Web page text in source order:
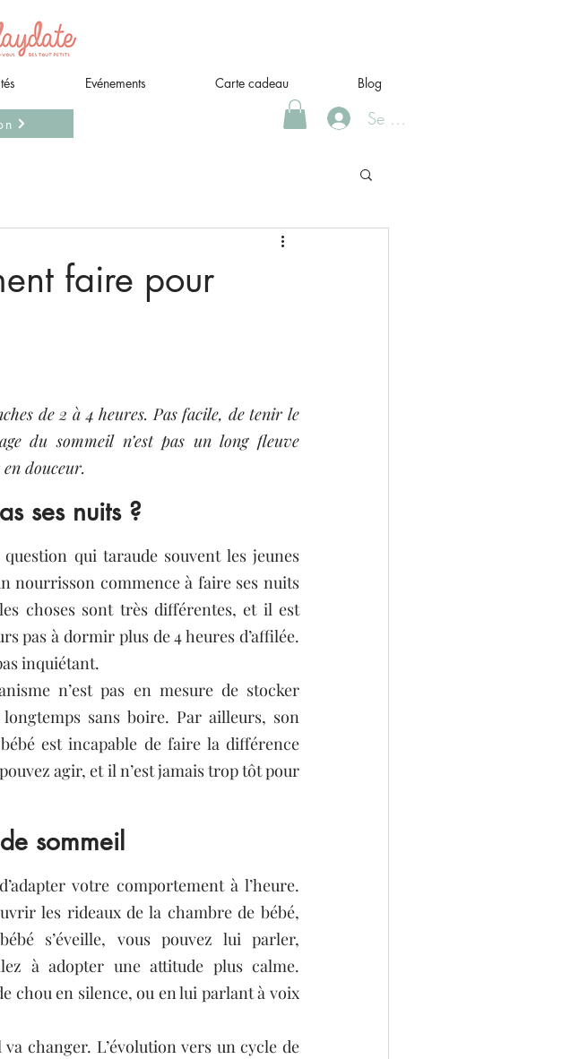
Evénements Carte cadeau Blog
Se Connecter
faire pour
de 2 à 4 heures. Pas facile, de tenir le
du sommeil n’est pas un long fleuve
douceur.
ses nuits ?
qui taraude souvent les jeunes
nourrisson commence à faire ses nuits
choses sont très différentes, et il est
pas à dormir plus de 4 heures d’affilée.
inquiétant.
n’est pas en mesure de stocker
sans boire. Par ailleurs, son
est incapable de faire la différence
agir, et il n’est jamais trop tôt pour
sommeil
votre comportement à l’heure.
les rideaux de la chambre de bébé,
s’éveille, vous pouvez lui parler,
à adopter une attitude plus calme.
chou en silence, ou en lui parlant à voix
changer. L’évolution vers un cycle de